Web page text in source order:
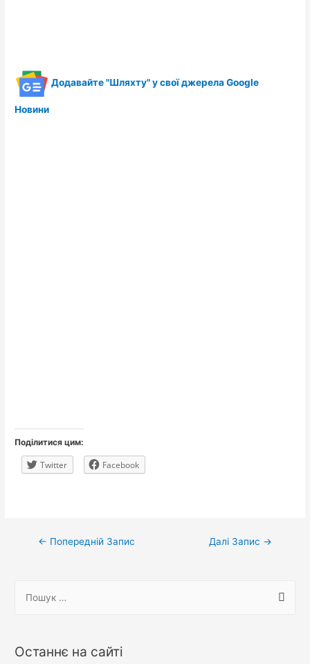
Додавайте "Шляхту" у свої джерела Google
Новини
Поділитися цим:
Twitter Facebook
Навігація
← Попередній Запис Далі Запис →
у
Останнє на сайті